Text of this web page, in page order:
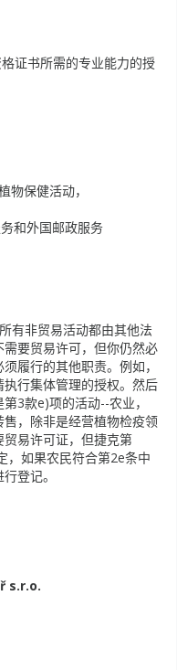
证书所需的专业能力的授
物保健活动，
和外国邮政服务
有非贸易活动都由其他法
要贸易许可，但你仍然必
履行的其他职责。例如，
行集体管理的授权。然后
3款e)项的活动--农业，
，除非是经营植物检疫领
易许可证，但捷克第
，如果农民符合第2e条中
登记。
s.r.o.